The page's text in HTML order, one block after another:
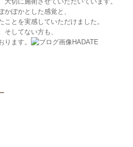
ぽかとした感覚と、
とを実感していただけました。
してない方も、
ます。
HADATE